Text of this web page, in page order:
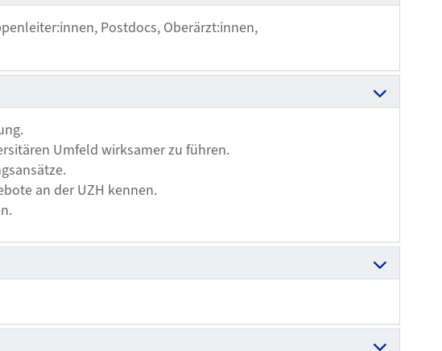
Postdocs, Oberärzt:innen,
Umfeld wirksamer zu führen.
an der UZH kennen.